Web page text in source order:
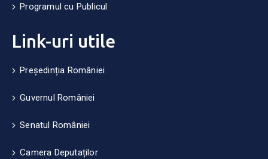
Programul cu Publicul
Link-uri utile
Președinția României
Guvernul României
Senatul României
Camera Deputaților